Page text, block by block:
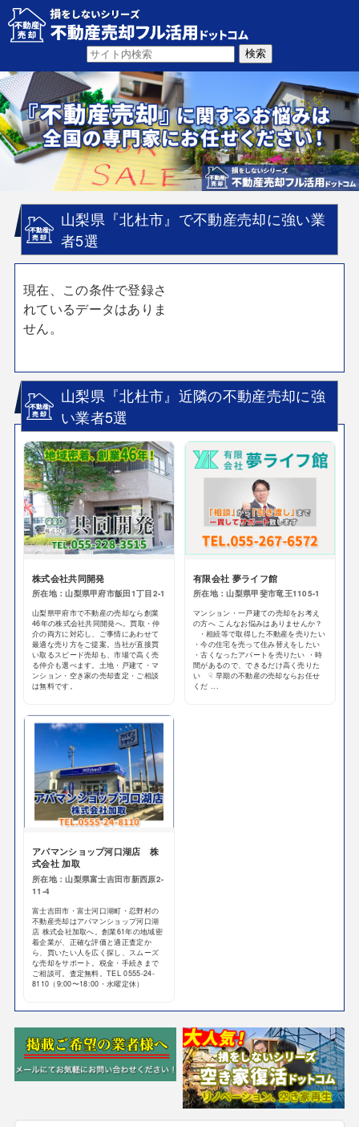
山梨県『北杜市』で不動産売却に強い業
者5選
現在、この条件で登録さ
れているデータはありま
せん。
山梨県『北杜市』近隣の不動産売却に強
い業者5選
株式会社共同開発
所在地：山梨県甲府市飯田1丁目2-1
山梨県甲府市で不動産の売却なら創業
46年の株式会社共同開発へ。買取・仲
介の両方に対応し、ご事情にあわせて
最適な売り方をご提案。当社が直接買
い取るスピード売却も、市場で高く売
る仲介も選べます。土地・戸建て・マ
ンション・空き家の売却査定・ご相談
は無料です。
有限会社 夢ライフ館
所在地：山梨県甲斐市竜王1105-1
マンション・一戸建ての売却をお考え
の方へ こんなお悩みはありませんか？
・相続等で取得した不動産を売りたい
・今の住宅を売って住み替えをしたい
・古くなったアパートを売りたい ・時
間があるので、できるだけ高く売りた
い ☟ 早期の不動産の売却ならお任せ
くだ ...
アパマンショップ河口湖店 株
式会社 加取
所在地：山梨県富士吉田市新西原2-
11-4
富士吉田市・富士河口湖町・忍野村の
不動産売却はアパマンショップ河口湖
店 株式会社加取へ。創業61年の地域密
着企業が、正確な評価と適正査定か
ら、買いたい人を広く探し、スムーズ
な売却をサポート。税金・手続きまで
ご相談可。査定無料。TEL 0555-24-
8110（9:00〜18:00・水曜定休）